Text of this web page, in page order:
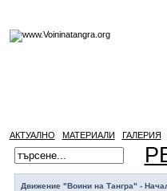
АКТУАЛНО МАТЕРИАЛИ ГАЛЕРИЯ
Движение "Воини на Тангра" -